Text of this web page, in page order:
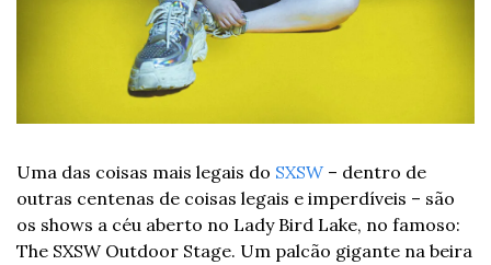
Uma das coisas mais legais do SXSW – dentro de
outras centenas de coisas legais e imperdíveis – são
os shows a céu aberto no Lady Bird Lake, no famoso:
The SXSW Outdoor Stage. Um palcão gigante na beira